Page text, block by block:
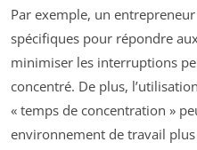
Par exemple, un
spécifiques pour répondre
minimiser les interruptions
concentré. De plus,
« temps de concentration »
environnement de travail